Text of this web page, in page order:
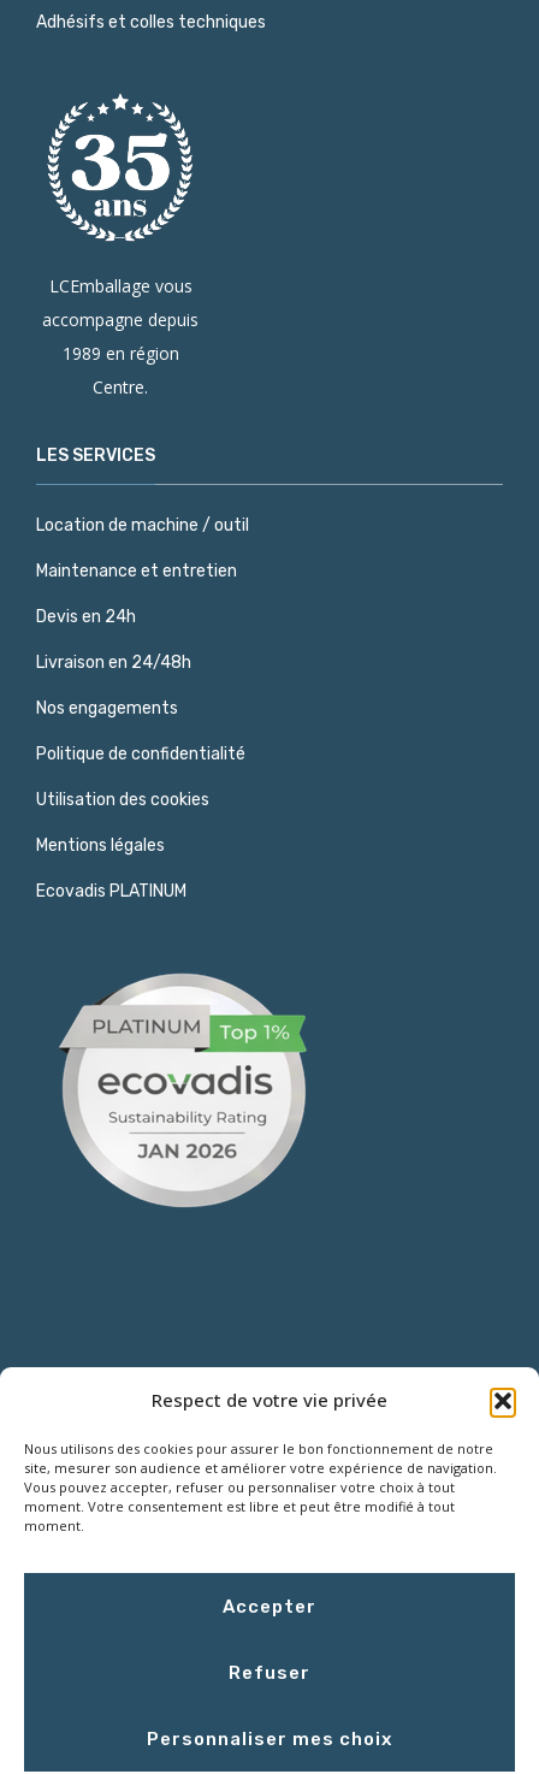
Respect de votre vie privée
Nous utilisons des cookies pour assurer le bon fonctionnement de notre
site, mesurer son audience et améliorer votre expérience de navigation.
Vous pouvez accepter, refuser ou personnaliser votre choix à tout
moment. Votre consentement est libre et peut être modifié à tout
moment.
Accepter
Refuser
Personnaliser mes choix
Adhésifs et colles techniques
LCEmballage vous
accompagne depuis
1989 en région
Centre.
LES SERVICES
Location de machine / outil
Maintenance et entretien
Devis en 24h
Livraison en 24/48h
Nos engagements
Politique de confidentialité
Utilisation des cookies
Mentions légales
Ecovadis PLATINUM
18 Rue Roger SALENGRO,
Z.I. des Grouëts, 41100 SAINT-OUEN
Le vendredi : 8h00 - 16h30